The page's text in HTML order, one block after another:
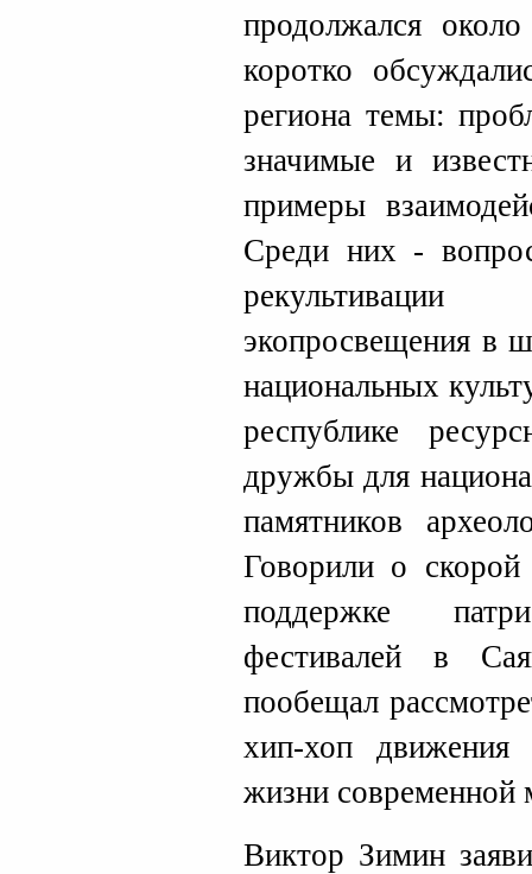
продолжался
коротко
региона темы:
значимые и
примеры
Среди них -
экопросвещения в
национальных
республике
дружбы для
памятников
Говорили о скорой
поддержке
фестивалей в
пообещал
хип-хоп
жизни современной
Виктор Зимин